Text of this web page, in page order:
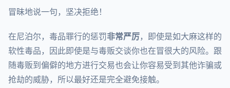
冒昧地说一句，坚决拒绝！
在尼泊尔，毒品罪行的惩罚非常严厉，即使是如大麻这样的
软性毒品，因此即使是与毒贩交谈你也在冒很大的风险。跟
随毒贩到偏僻的地方进行交易也会让你容易受到其他诈骗或
抢劫的威胁，所以最好还是完全避免接触。